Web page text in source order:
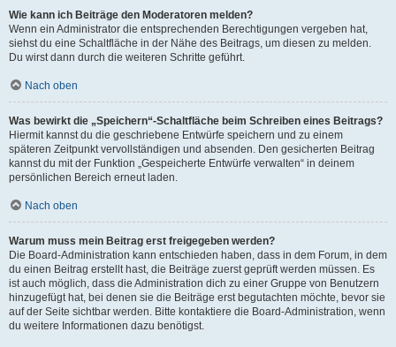
Wie kann ich Beiträge den Moderatoren melden?
Wenn ein Administrator die entsprechenden Berechtigungen vergeben hat,
siehst du eine Schaltfläche in der Nähe des Beitrags, um diesen zu melden.
Du wirst dann durch die weiteren Schritte geführt.
Nach oben
Was bewirkt die „Speichern“-Schaltfläche beim Schreiben eines Beitrags?
Hiermit kannst du die geschriebene Entwürfe speichern und zu einem
späteren Zeitpunkt vervollständigen und absenden. Den gesicherten Beitrag
kannst du mit der Funktion „Gespeicherte Entwürfe verwalten“ in deinem
persönlichen Bereich erneut laden.
Nach oben
Warum muss mein Beitrag erst freigegeben werden?
Die Board-Administration kann entschieden haben, dass in dem Forum, in dem
du einen Beitrag erstellt hast, die Beiträge zuerst geprüft werden müssen. Es
ist auch möglich, dass die Administration dich zu einer Gruppe von Benutzern
hinzugefügt hat, bei denen sie die Beiträge erst begutachten möchte, bevor sie
auf der Seite sichtbar werden. Bitte kontaktiere die Board-Administration, wenn
du weitere Informationen dazu benötigst.